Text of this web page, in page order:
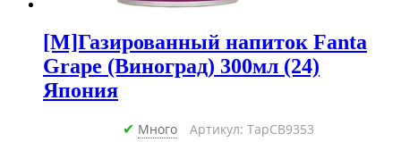
[M]Газированный напиток Fanta
Grape (Виноград) 300мл (24)
Япония
✔ Много Артикул: ТарCB9353